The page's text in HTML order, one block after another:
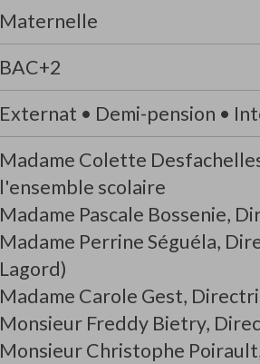
Maternelle
BAC+2
Externat • Demi-pension •
Madame Colette
l'ensemble scolaire
Madame Pascale Bossenie,
Madame Perrine Séguéla,
Lagord)
Madame Carole Gest,
Monsieur Freddy Bietry,
Monsieur Christophe